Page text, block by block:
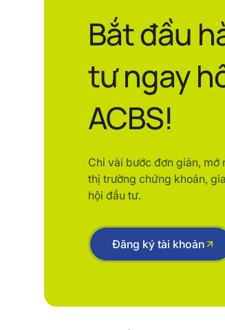
Bắt đầu
tư ngay
ACBS!
Chỉ vài bước đơn giản, mở
thị trường chứng khoán,
hội đầu tư.
Đăng ký tài khoản